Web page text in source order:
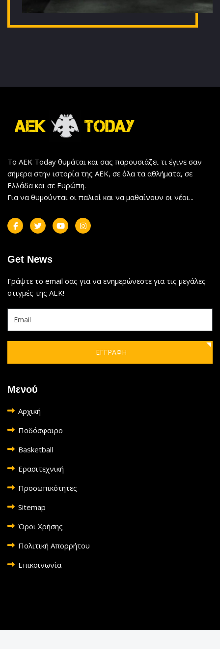
Το AEK Today θυμάται και σας παρουσιάζει τι έγινε σαν
σήμερα στην ιστορία της ΑΕΚ, σε όλα τα αθλήματα, σε
Ελλάδα και σε Ευρώπη.
Για να θυμούνται οι παλιοί και να μαθαίνουν οι νέοι...
Get News
Γράψτε το email σας για να ενημερώνεστε για τις μεγάλες
στιγμές της ΑΕΚ!
ΕΓΓΡΑΦΗ
Μενού
Αρχική
Ποδόσφαιρο
Basketball
Ερασιτεχνική
Προσωπικότητες
Sitemap
Όροι Χρήσης
Πολιτική Απορρήτου
Επικοινωνία